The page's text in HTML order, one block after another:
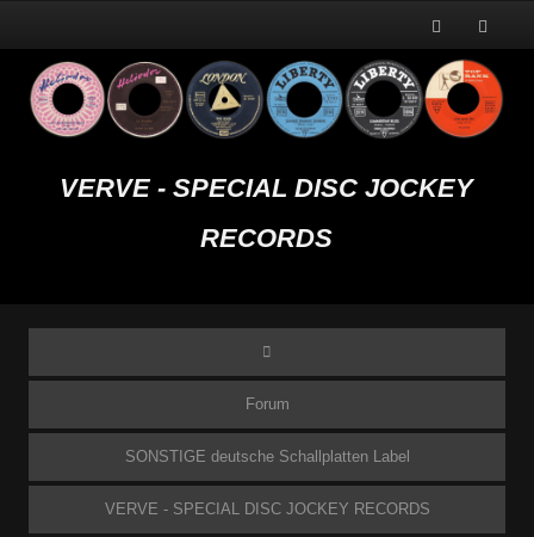
VERVE - SPECIAL DISC JOCKEY
RECORDS
Forum
SONSTIGE deutsche Schallplatten Label
VERVE - SPECIAL DISC JOCKEY RECORDS